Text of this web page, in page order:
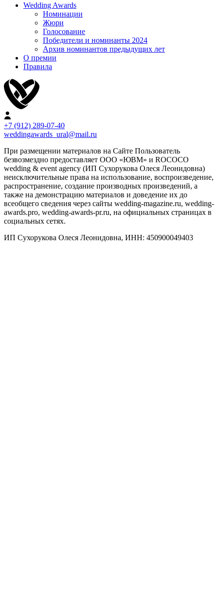
Wedding Awards
Номинации
Жюри
Голосование
Победители и номинанты 2024
Архив номинантов предыдущих лет
О премии
Правила
+7 (912) 289-07-40
weddingawards_ural@mail.ru
При размещении материалов на Сайте Пользователь
безвозмездно предоставляет ООО «ЮВМ» и ROCOCO
wedding & event agency (ИП Сухорукова Олеся Леонидовна)
неисключительные права на использование, воспроизведение,
распространение, создание производных произведений, а
также на демонстрацию материалов и доведение их до
всеобщего сведения через сайты wedding-magazine.ru, wedding-
awards.pro, wedding-awards-pr.ru, на официальных страницах в
социальных сетях.
ИП Сухорукова Олеся Леонидовна, ИНН: 450900049403